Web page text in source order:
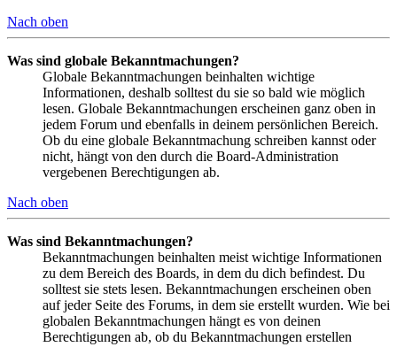
Nach oben
Was sind globale Bekanntmachungen?
Globale Bekanntmachungen beinhalten wichtige
Informationen, deshalb solltest du sie so bald wie möglich
lesen. Globale Bekanntmachungen erscheinen ganz oben in
jedem Forum und ebenfalls in deinem persönlichen Bereich.
Ob du eine globale Bekanntmachung schreiben kannst oder
nicht, hängt von den durch die Board-Administration
vergebenen Berechtigungen ab.
Nach oben
Was sind Bekanntmachungen?
Bekanntmachungen beinhalten meist wichtige Informationen
zu dem Bereich des Boards, in dem du dich befindest. Du
solltest sie stets lesen. Bekanntmachungen erscheinen oben
auf jeder Seite des Forums, in dem sie erstellt wurden. Wie bei
globalen Bekanntmachungen hängt es von deinen
Berechtigungen ab, ob du Bekanntmachungen erstellen